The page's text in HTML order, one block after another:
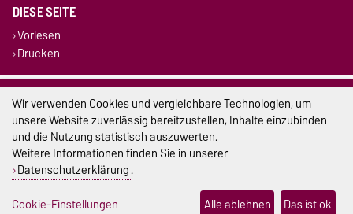
DIESE SEITE
Vorlesen
Drucken
Impressum
Datenschutz
Barrierefreiheit
Cookie-Einstellungen
Wir verwenden Cookies und vergleichbare Technologien, um
unsere Website zuverlässig bereitzustellen, Inhalte einzubinden
und die Nutzung statistisch auszuwerten.
Weitere Informationen finden Sie in unserer
Datenschutzerklärung.
Cookie-Einstellungen
Alle ablehnen Das ist ok